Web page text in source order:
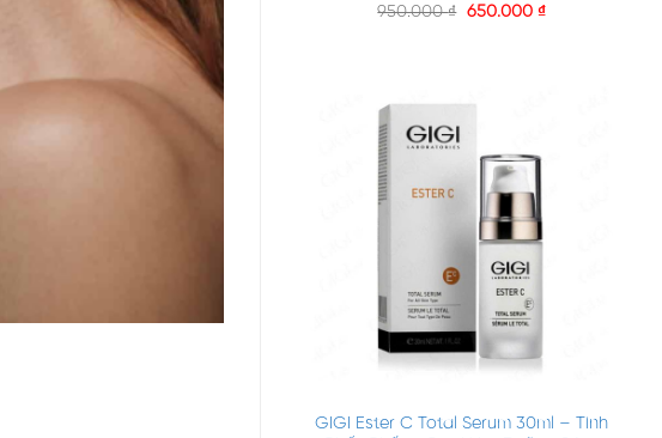
950.000₫ 650.000 ₫
GIGI Ester C Total Serum 30ml – Tinh